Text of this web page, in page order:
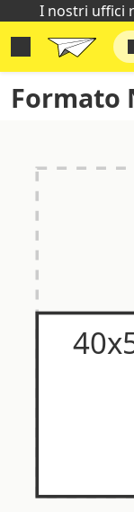
I nostri uffici
Formato